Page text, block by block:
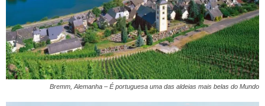
Bremm, Alemanha – É portuguesa uma das aldeias mais belas do Mundo